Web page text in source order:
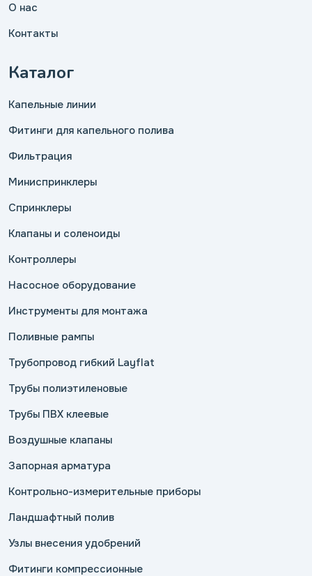
О нас
Контакты
Каталог
Капельные линии
Фитинги для капельного полива
Фильтрация
Миниспринклеры
Спринклеры
Клапаны и соленоиды
Контроллеры
Насосное оборудование
Инструменты для монтажа
Поливные рампы
Трубопровод гибкий Layflat
Трубы полиэтиленовые
Трубы ПВХ клеевые
Воздушные клапаны
Запорная арматура
Контрольно-измерительные приборы
Ландшафтный полив
Узлы внесения удобрений
Фитинги компрессионные